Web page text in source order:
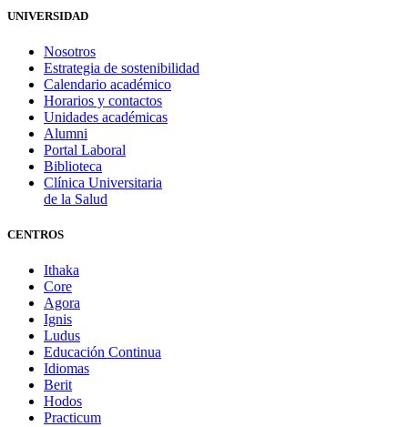
UNIVERSIDAD
Nosotros
Estrategia de sostenibilidad
Calendario académico
Horarios y contactos
Unidades académicas
Alumni
Portal Laboral
Biblioteca
Clínica Universitaria
de la Salud
CENTROS
Ithaka
Core
Agora
Ignis
Ludus
Educación Continua
Idiomas
Berit
Hodos
Practicum